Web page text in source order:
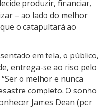
produzir, financiar,
– ao lado do melhor
o catapultará ao
em tela, o público,
entrega-se ao riso pelo
o melhor e nunca
completo. O sonho
James Dean (por